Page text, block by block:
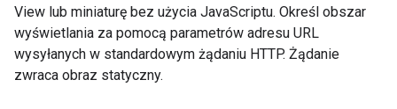
View lub miniaturę bez użycia JavaScriptu. Określ obszar
wyświetlania za pomocą parametrów adresu URL
wysyłanych w standardowym żądaniu HTTP. Żądanie
zwraca obraz statyczny.